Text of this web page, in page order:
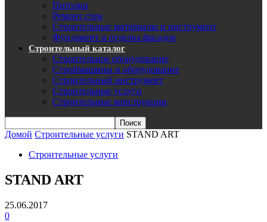
Потолки
Ремонт стен
Строительные материалы и инструмент
Фундамент и отделка фасадов
Строительный каталог
Строительное оборудование
Строймашины и оборудование
Строительный инструмент
Строительные услуги
Строительные конструкции
Домой Строительные услуги STAND ART
Строительные услуги
STAND ART
25.06.2017
0